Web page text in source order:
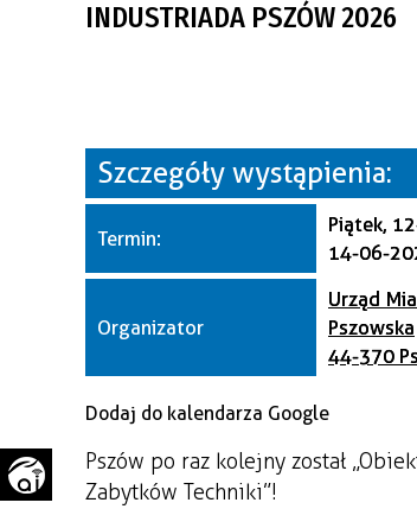
PRZEDSIĘBIORCZOŚCI
ZAGOSPODAROWANIE
INDUSTRIADA PSZÓW 2026
Szczegóły wystąpienia:
Termin:
Piątek,
14-06-
Organizator
Urząd
Pszowska
44-370
Dodaj do kalendarza Google
Pszów po raz kolejny został
Zabytków Techniki”!